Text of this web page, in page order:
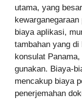
utama, yang
biaya aplikasi,
tambahan yang
konsulat
gunakan. Biaya-
mencakup biaya
penerjemahan